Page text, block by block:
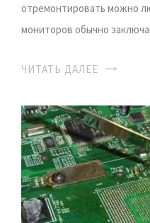
отремонтировать можно
мониторов обычно
ЧИТАТЬ ДАЛЕЕ